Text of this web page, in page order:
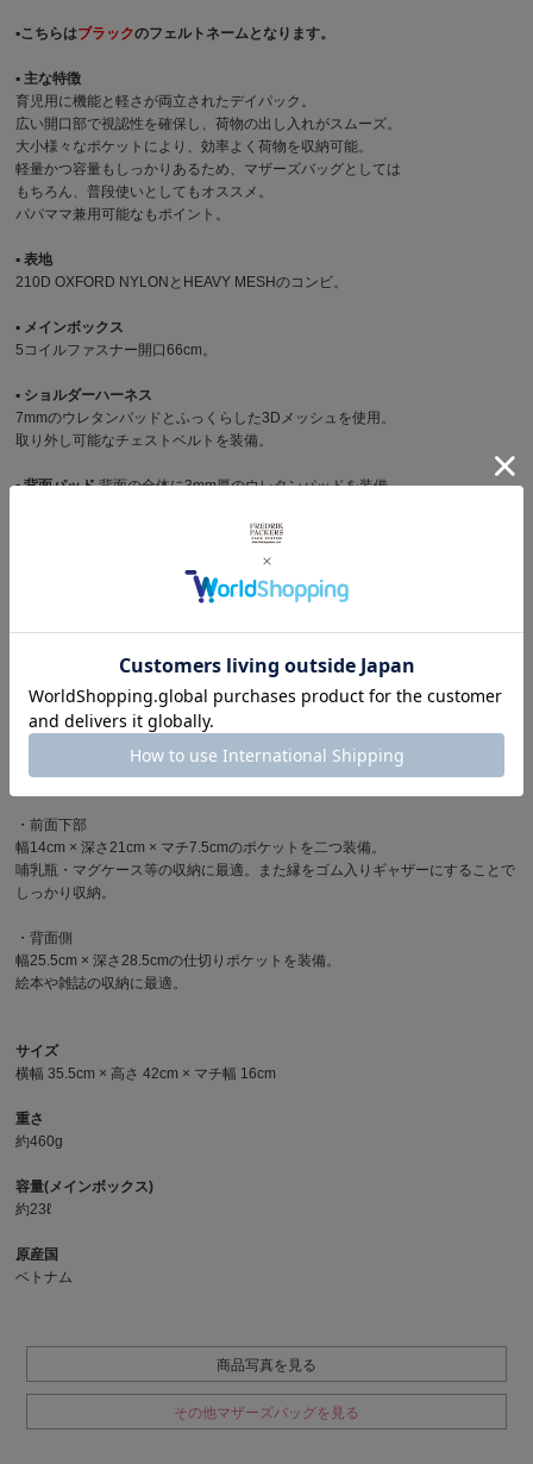
▪︎こちらはブラックのフェルトネームとなります。
▪︎ 主な特徴
育児用に機能と軽さが両立されたデイパック。
広い開口部で視認性を確保し、荷物の出し入れがスムーズ。
大小様々なポケットにより、効率よく荷物を収納可能。
軽量かつ容量もしっかりあるため、マザーズバッグとしては
もちろん、普段使いとしてもオススメ。
パパママ兼用可能なもポイント。
▪︎ 表地
210D OXFORD NYLONとHEAVY MESHのコンビ。
▪︎ メインボックス
5コイルファスナー開口66cm。
▪︎ ショルダーハーネス
7mmのウレタンパッドとふっくらした3Dメッシュを使用。
取り外し可能なチェストベルトを装備。
▪︎ 背面パッド背面の全体に3mm厚のウレタンパッドを装備。
<小> 開口19.5cmのフラットポケット。
▪︎ インナーポケット
・前面上部
小物の収納に最適な幅26cm × 深さ21cmのメッシュポケットを装備。
上下2箇所のファスナーによりバッグを背負っている時、下ろしている時、ど
ちらもスムーズに物の出し入れが可能。
・前面下部
幅14cm × 深さ21cm × マチ7.5cmのポケットを二つ装備。
哺乳瓶・マグケース等の収納に最適。また縁をゴム入りギャザーにすることで
しっかり収納。
・背面側
幅25.5cm × 深さ28.5cmの仕切りポケットを装備。
絵本や雑誌の収納に最適。
サイズ
横幅 35.5cm × 高さ 42cm × マチ幅 16cm
重さ
約460g
容量(メインボックス)
約23ℓ
原産国
ベトナム
商品写真を見る
その他マザーズバッグを見る